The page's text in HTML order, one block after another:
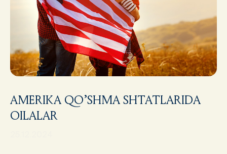
AMERIKA QO’SHMA SHTATLARIDA
OILALAR